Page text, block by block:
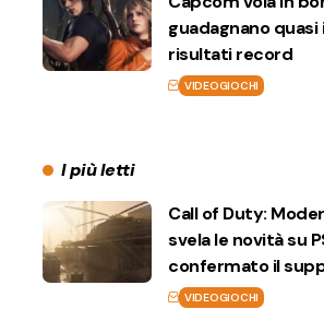
guadagnano
risultati record
VIDEOGIOCHI
I più letti
Call of Duty:
svela le novità su
confermato il
VIDEOGIOCHI